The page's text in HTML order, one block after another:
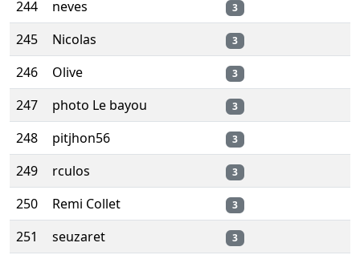
244 neves 3
245 Nicolas 3
246 Olive 3
247 photo Le bayou 3
248 pitjhon56 3
249 rculos 3
250 Remi Collet 3
251 seuzaret 3